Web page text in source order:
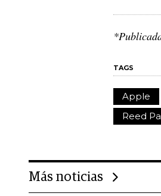
TAGS
Apple
Reed
Más noticias